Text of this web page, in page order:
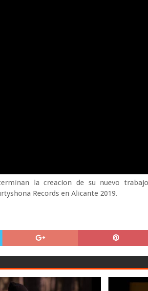
la creacion de su nuevo
Records en Alicante 2019.